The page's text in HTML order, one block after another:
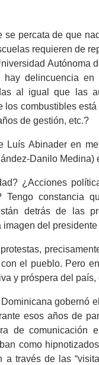
percata de que
requieren de
Autónoma
hay delincuencia
al igual que las
los combustibles
de gestión, etc.?
Luís Abinader en
Danilo Medina)
¿Acciones
constancia
detrás de las
del presidente
el pueblo. Pero
y próspera del
gobernó
esos años de
de
como
través de las